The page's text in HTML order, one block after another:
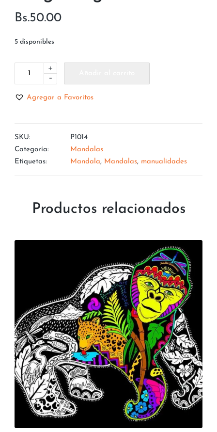
Bs.50.00
5 disponibles
-
+
Agregar a Favoritos
SKU:
P1014
Categoría:
Mandalas
Etiquetas:
Mandala, Mandalas, manualidades
Productos relacionados